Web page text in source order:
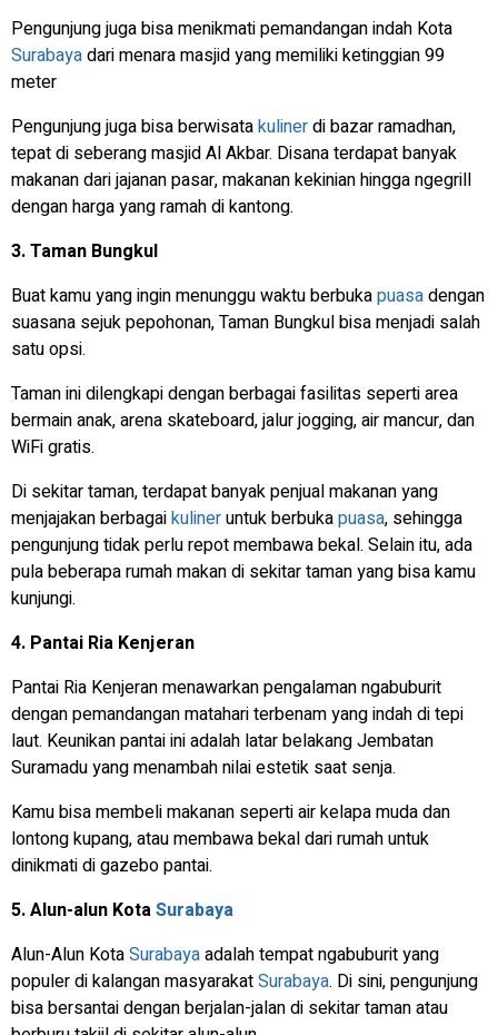
Pengunjung juga bisa menikmati pemandangan indah Kota
Surabayadari menara masjid yang memiliki ketinggian 99
meter
Pengunjung juga bisa berwisatakulinerdi bazar ramadhan,
tepat di seberang masjid Al Akbar. Disana terdapat banyak
makanan dari jajanan pasar, makanan kekinian hingga ngegrill
dengan harga yang ramah di kantong.
3. Taman Bungkul
Buat kamu yang ingin menunggu waktu berbukapuasadengan
suasana sejuk pepohonan, Taman Bungkul bisa menjadi salah
satu opsi.
Taman ini dilengkapi dengan berbagai fasilitas seperti area
bermain anak, arena skateboard, jalur jogging, air mancur, dan
WiFi gratis.
Di sekitar taman, terdapat banyak penjual makanan yang
menjajakan berbagaikulineruntuk berbukapuasa, sehingga
pengunjung tidak perlu repot membawa bekal. Selain itu, ada
pula beberapa rumah makan di sekitar taman yang bisa kamu
kunjungi.
4. Pantai Ria Kenjeran
Pantai Ria Kenjeran menawarkan pengalaman ngabuburit
dengan pemandangan matahari terbenam yang indah di tepi
laut. Keunikan pantai ini adalah latar belakang Jembatan
Suramadu yang menambah nilai estetik saat senja.
Kamu bisa membeli makanan seperti air kelapa muda dan
lontong kupang, atau membawa bekal dari rumah untuk
dinikmati di gazebo pantai.
5. Alun-alun KotaSurabaya
Alun-Alun KotaSurabayaadalah tempat ngabuburit yang
populer di kalangan masyarakatSurabaya. Di sini, pengunjung
bisa bersantai dengan berjalan-jalan di sekitar taman atau